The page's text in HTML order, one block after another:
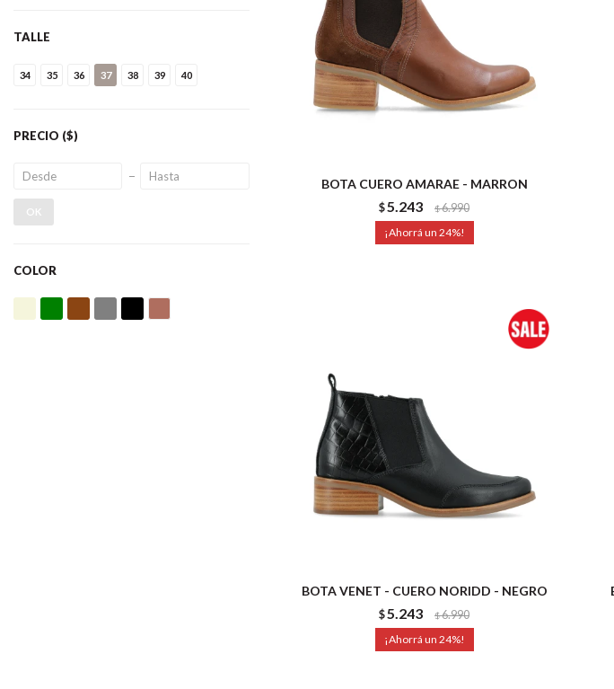
BOTA CUERO AMARAE - MARRON
$5.243 $6.990
24
BOTA VENET - CUERO NORIDD - NEGRO
$5.243 $6.990
24
TALLE
34 35 36 37 38 39 40
PRECIO ($)
OK
COLOR